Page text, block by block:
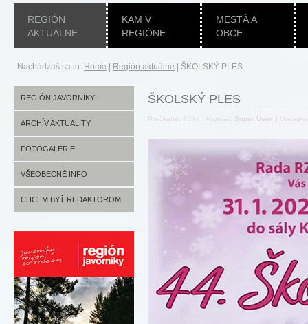
REGIÓN
AKTUÁLNE
KAM V
REGIÓNE
MESTÁ A
OBCE
Nachádzaš sa tu: Home Región aktuálne ŠKOLSKÝ PLES
REGIÓN JAVORNÍKY
ARCHÍV AKTUALITY
FOTOGALÉRIE
VŠEOBECNÉ INFO
CHCEM BYŤ REDAKTOROM
ŠKOLSKÝ PLES
Prečítané: 469x Napísal: Super User